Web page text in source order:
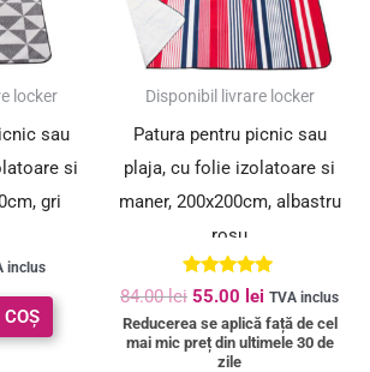
locker
sau
si
gri
inclus
SUPER PREȚ!
Disponibil livrare locker
Patura pentru picnic sau
plaja, cu folie izolatoare si
maner, 200x200cm, albastru
rosu
Evaluat la
5.00
din 5
84.00lei 55.00 lei TVA inclus
Reducerea se aplică față de cel
mai mic preț din ultimele 30 de
zile